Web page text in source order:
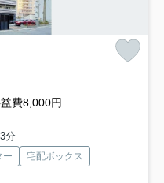
費8,000円
分
ー
宅配ボックス